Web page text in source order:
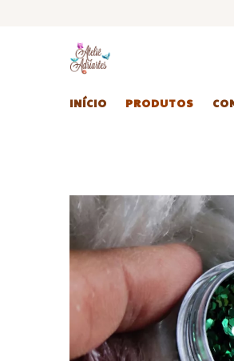
INÍCIO PRODUTOS